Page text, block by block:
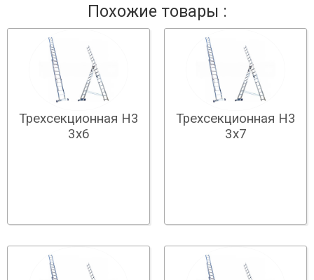
Похожие товары :
Трехсекционная Н3
3х6
Трехсекционная Н3
3х7